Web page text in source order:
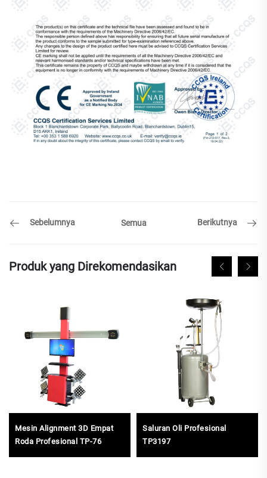
Sebelumnya Semua Berikutnya
Produk yang Direkomendasikan
Mesin Alignment 3D Empat
Roda Profesional TP-76
Saluran Oli Profesional
TP3197